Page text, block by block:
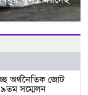
অর্থনৈতিক জোট
সম্মেলন